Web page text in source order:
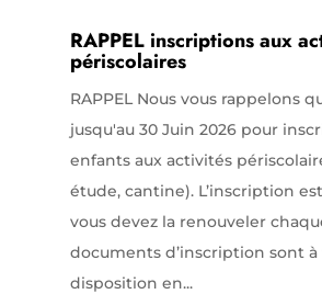
RAPPEL inscriptions aux
périscolaires
RAPPEL Nous vous rappelons
jusqu'au 30 Juin 2026 pour
enfants aux activités
étude, cantine). L’inscription
vous devez la renouveler
documents d’inscription sont à
disposition en...